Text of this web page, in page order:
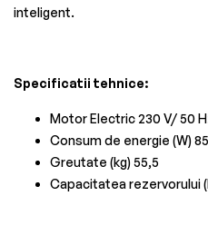
inteligent.
Specificatii tehnice:
Motor Electric 230 V/ 50
Consum de energie (W)
Greutate (kg) 55,5
Capacitatea rezervorului